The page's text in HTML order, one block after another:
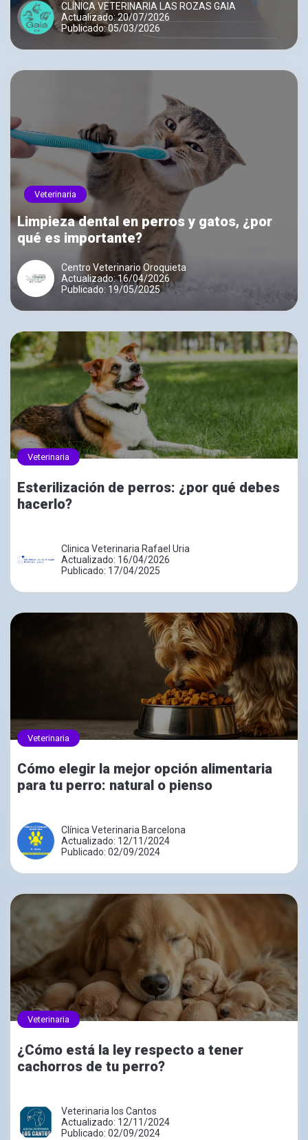
CLÍNICA VETERINARIA LAS ROZAS GAIA
Actualizado: 20/07/2026
Publicado: 05/03/2026
Veterinaria
Limpieza dental en perros y gatos, ¿por
qué es importante?
Centro Veterinario Oroquieta
Actualizado: 16/04/2026
Publicado: 19/05/2025
Veterinaria
Esterilización de perros: ¿por qué debes
hacerlo?
Clinica Veterinaria Rafael Uria
Actualizado: 16/04/2026
Publicado: 17/04/2025
Veterinaria
Cómo elegir la mejor opción alimentaria
para tu perro: natural o pienso
Clínica Veterinaria Barcelona
Actualizado: 12/11/2024
Publicado: 02/09/2024
Veterinaria
¿Cómo está la ley respecto a tener
cachorros de tu perro?
Veterinaria los Cantos
Actualizado: 12/11/2024
Publicado: 02/09/2024